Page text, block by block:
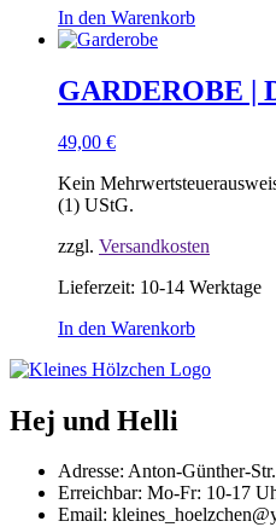
In den Warenkorb
GARDEROBE |
49,00 €
Kein
(1) UStG.
zzgl. Versandkosten
Lieferzeit: 10-14 Werktage
In den Warenkorb
Hej und Helli
Adresse: Anton-Günther-
Erreichbar: Mo-Fr: 10-17
Email: